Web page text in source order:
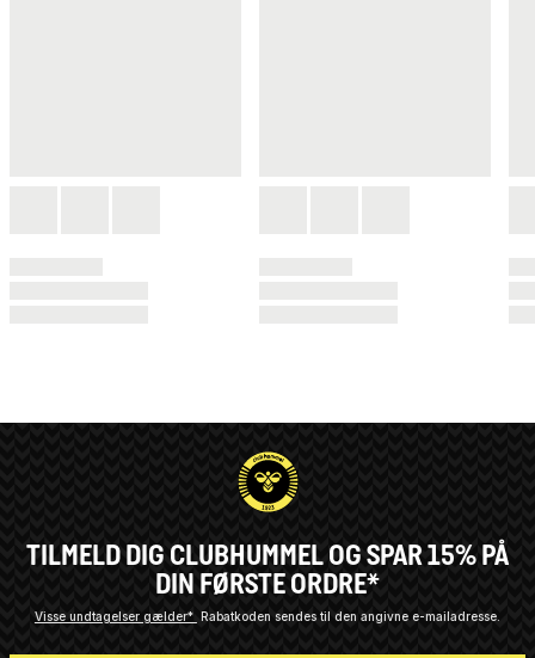
TILMELD DIG CLUBHUMMEL OG SPAR 15% PÅ
DIN FØRSTE ORDRE*
Visse undtagelser gælder* Rabatkoden sendes til den angivne e-mailadresse.